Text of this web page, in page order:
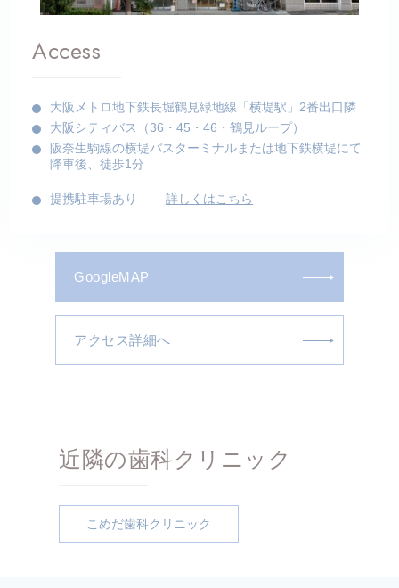
Access
大阪メトロ地下鉄長堀鶴見緑地線「横堤駅」2番出口隣
大阪シティバス（36・45・46・鶴見ループ）
阪奈生駒線の横堤バスターミナルまたは地下鉄横堤にて
降車後、徒歩1分
提携駐車場あり詳しくはこちら
GoogleMAP
アクセス詳細へ
近隣の歯科クリニック
こめだ歯科クリニック